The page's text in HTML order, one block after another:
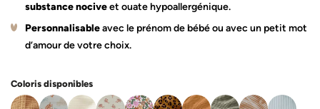
substance nociveet ouate hypoallergénique.
Personnalisableavec le prénom de bébé ou avec un petit mot
d’amour de votre choix.
Coloris disponibles